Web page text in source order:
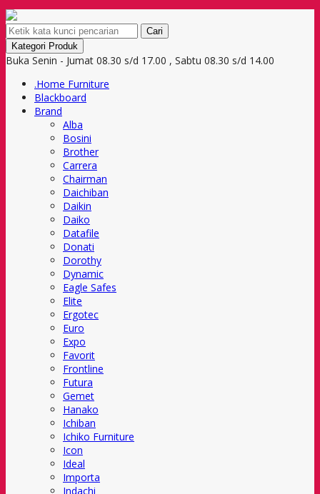
Cari
Kategori Produk
Buka Senin - Jumat 08.30 s/d 17.00 , Sabtu 08.30 s/d 14.00
.Home Furniture
Blackboard
Brand
Alba
Bosini
Brother
Carrera
Chairman
Daichiban
Daikin
Daiko
Datafile
Donati
Dorothy
Dynamic
Eagle Safes
Elite
Ergotec
Euro
Expo
Favorit
Frontline
Futura
Gemet
Hanako
Ichiban
Ichiko Furniture
Icon
Ideal
Importa
Indachi